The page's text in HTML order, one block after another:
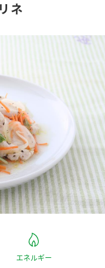
ぽん酢
鍋用調味料
ネ
エネルギー